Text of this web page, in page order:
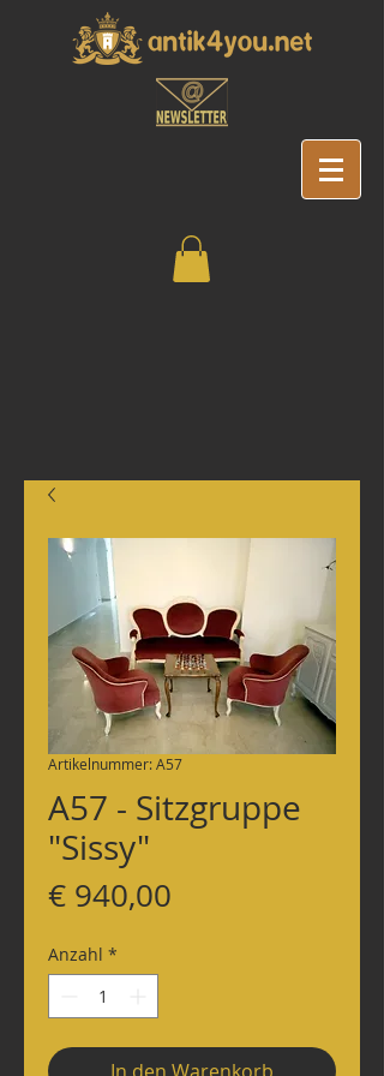
Artikelnummer: A57
A57 - Sitzgruppe
"Sissy"
€ 940,00
Anzahl *